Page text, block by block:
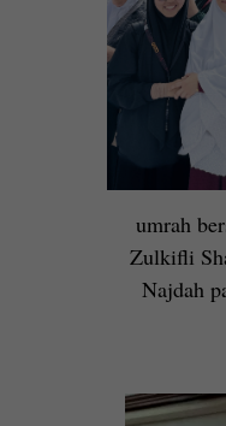
umrah
Zulkifli
Najdah